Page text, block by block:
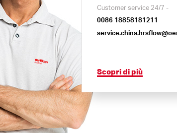
Customer service 24/7 -
0086 18858181211
Scopri di più